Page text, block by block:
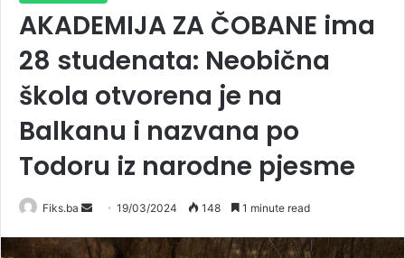
AKADEMIJA ZA ČOBANE ima
28 studenata: Neobična
škola otvorena je na
Balkanu i nazvana po
Todoru iz narodne pjesme
Fiks.ba
Send
email
19/03/2024 148 1 minute read